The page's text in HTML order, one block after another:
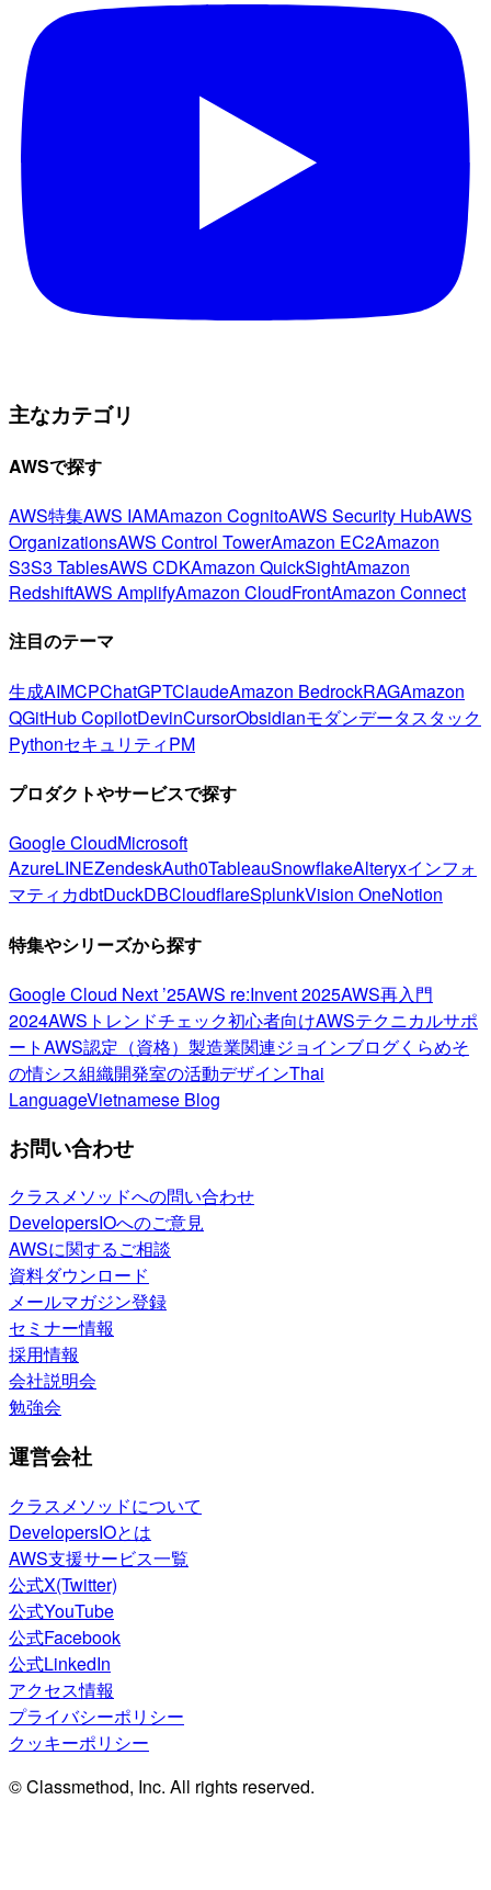
主なカテゴリ
AWSで探す
AWS特集AWS IAMAmazon CognitoAWS Security HubAWS
OrganizationsAWS Control TowerAmazon EC2Amazon
S3S3 TablesAWS CDKAmazon QuickSightAmazon
RedshiftAWS AmplifyAmazon CloudFrontAmazon Connect
注目のテーマ
生成AIMCPChatGPTClaudeAmazon BedrockRAGAmazon
QGitHub CopilotDevinCursorObsidianモダンデータスタック
PythonセキュリティPM
プロダクトやサービスで探す
Google CloudMicrosoft
AzureLINEZendeskAuth0TableauSnowflakeAlteryxインフォ
マティカdbtDuckDBCloudflareSplunkVision OneNotion
特集やシリーズから探す
Google Cloud Next ’25AWS re:Invent 2025AWS再入門
2024AWSトレンドチェック初心者向けAWSテクニカルサポ
ートAWS認定（資格） 製造業関連ジョインブログくらめそ
の情シス組織開発室の活動デザインThai
LanguageVietnamese Blog
お問い合わせ
クラスメソッドへの問い合わせ
DevelopersIOへのご意見
AWSに関するご相談
資料ダウンロード
メールマガジン登録
セミナー情報
採用情報
会社説明会
勉強会
運営会社
クラスメソッドについて
DevelopersIOとは
AWS支援サービス一覧
公式X(Twitter)
公式YouTube
公式Facebook
公式LinkedIn
アクセス情報
プライバシーポリシー
クッキーポリシー
© Classmethod, Inc. All rights reserved.